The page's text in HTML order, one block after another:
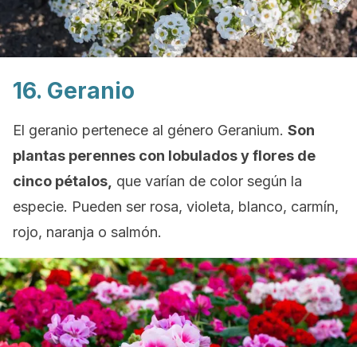
16. Geranio
El geranio pertenece al género Geranium. Son
plantas perennes con lobulados y flores de
cinco pétalos, que varían de color según la
especie. Pueden ser rosa, violeta, blanco, carmín,
rojo, naranja o salmón.